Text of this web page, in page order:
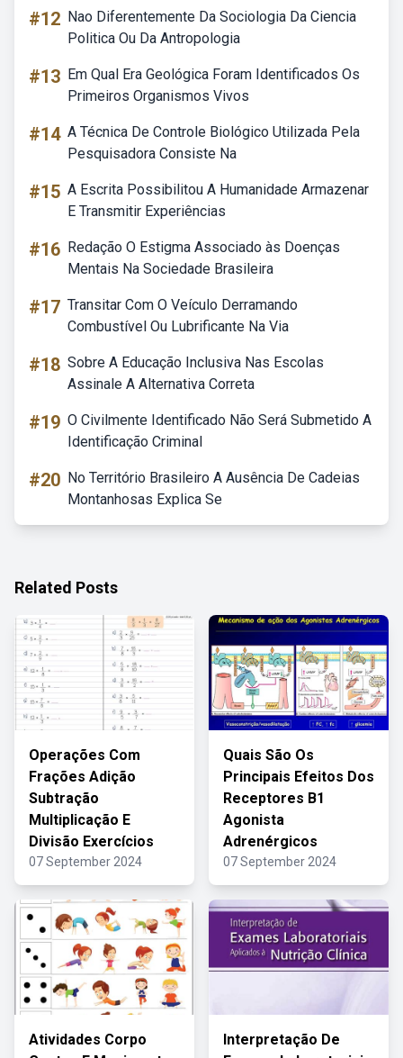
#12 Nao Diferentemente Da Sociologia Da Ciencia
Politica Ou Da Antropologia
#13 Em Qual Era Geológica Foram Identificados Os
Primeiros Organismos Vivos
#14 A Técnica De Controle Biológico Utilizada Pela
Pesquisadora Consiste Na
#15 A Escrita Possibilitou A Humanidade Armazenar
E Transmitir Experiências
#16 Redação O Estigma Associado às Doenças
Mentais Na Sociedade Brasileira
#17 Transitar Com O Veículo Derramando
Combustível Ou Lubrificante Na Via
#18 Sobre A Educação Inclusiva Nas Escolas
Assinale A Alternativa Correta
#19 O Civilmente Identificado Não Será Submetido A
Identificação Criminal
#20 No Território Brasileiro A Ausência De Cadeias
Montanhosas Explica Se
Related Posts
Operações Com
Frações Adição
Subtração
Multiplicação E
Divisão Exercícios
07 September 2024
Quais São Os
Principais Efeitos Dos
Receptores B1
Agonista
Adrenérgicos
07 September 2024
Atividades Corpo
Interpretação De